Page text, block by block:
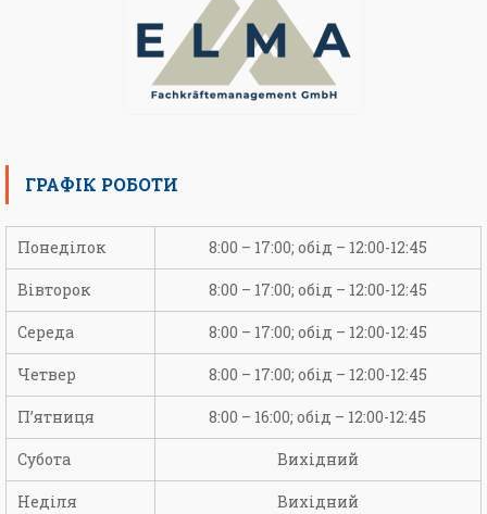
ГРАФІК РОБОТИ
Понеділок 8:00 – 17:00; обід – 12:00-12:45
Вівторок 8:00 – 17:00; обід – 12:00-12:45
Середа 8:00 – 17:00; обід – 12:00-12:45
Четвер 8:00 – 17:00; обід – 12:00-12:45
П’ятниця 8:00 – 16:00; обід – 12:00-12:45
Субота Вихідний
Неділя Вихідний